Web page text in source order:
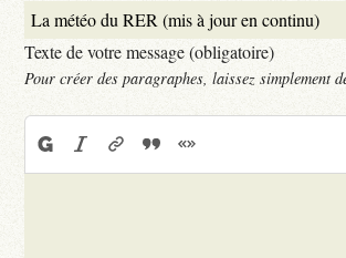
Texte de votre message (obligatoire)
Pour créer des paragraphes, laissez simplement